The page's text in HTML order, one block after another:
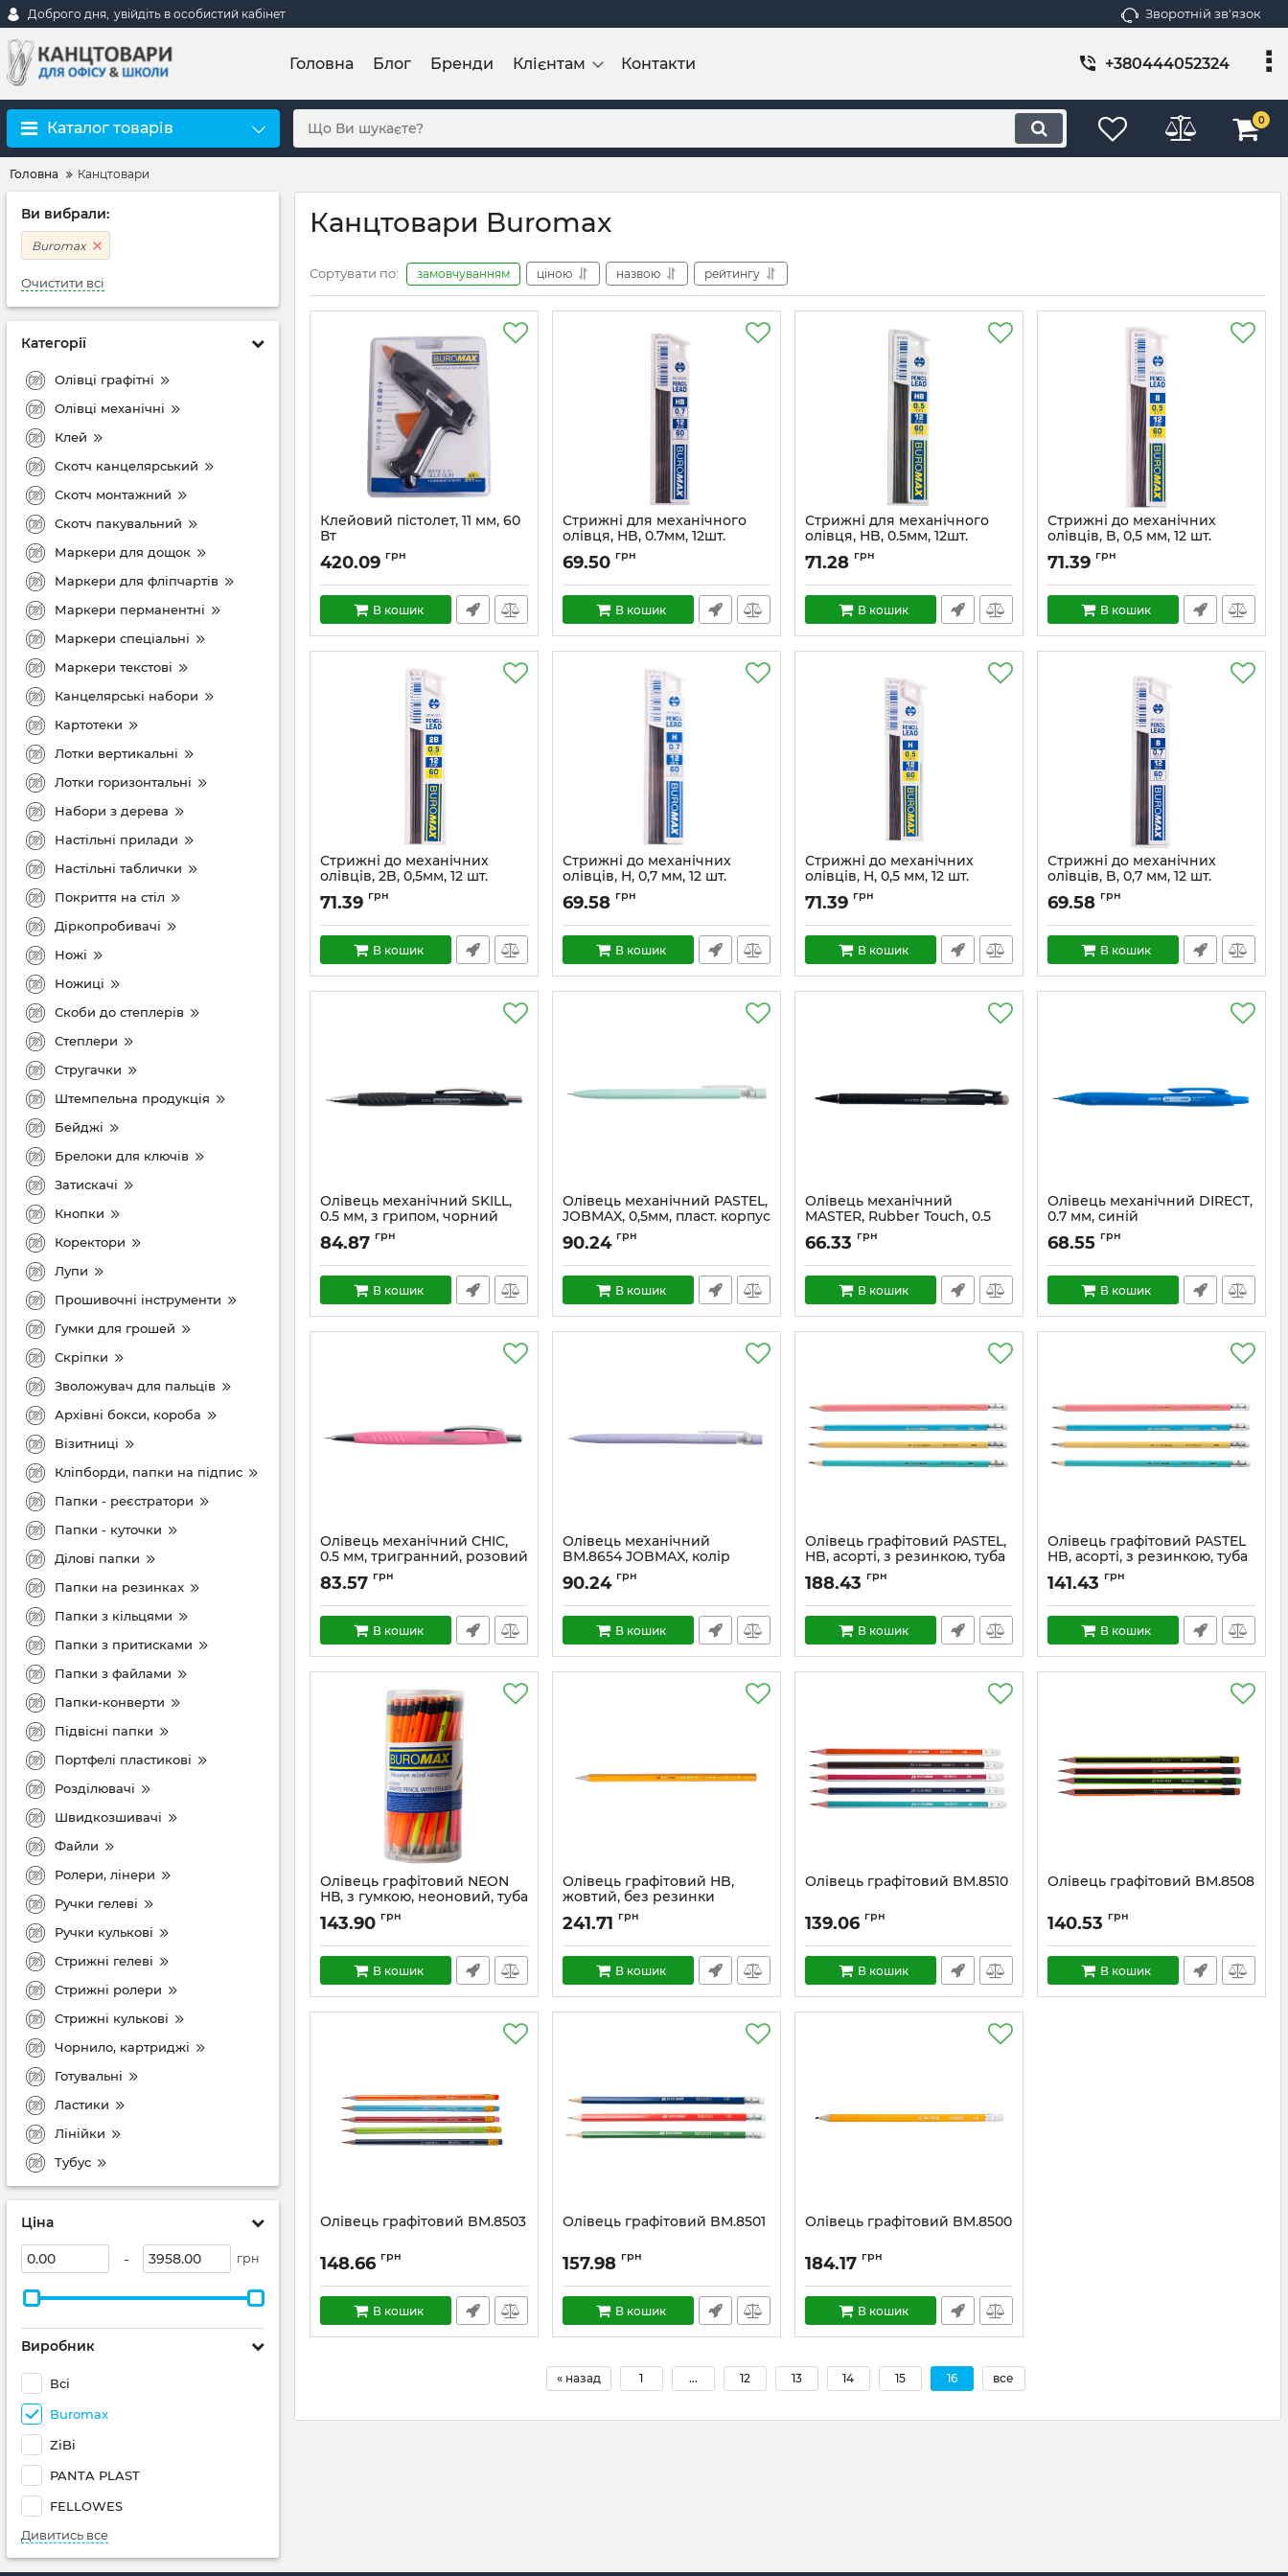
Доброго дня, увійдіть в особистий кабінет Зворотній зв'язок
Головна Блог Бренди Клієнтам Контакти +380444052324
Каталог товарів 0
Головна Канцтовари
Ви вибрали:
Buromax
Очистити всі
Категорії
Олівці графітні
Олівці механічні
Клей
Скотч канцелярський
Скотч монтажний
Скотч пакувальний
Маркери для дощок
Маркери для фліпчартів
Маркери перманентні
Маркери спеціальні
Маркери текстові
Канцелярські набори
Картотеки
Лотки вертикальні
Лотки горизонтальні
Набори з дерева
Настільні прилади
Настільні таблички
Покриття на стіл
Діркопробивачі
Ножі
Ножиці
Скоби до степлерів
Степлери
Стругачки
Штемпельна продукція
Бейджі
Брелоки для ключів
Затискачі
Кнопки
Коректори
Лупи
Прошивочні інструменти
Гумки для грошей
Скріпки
Зволожувач для пальців
Архівні бокси, короба
Візитниці
Кліпборди, папки на підпис
Папки - реєстратори
Папки - куточки
Ділові папки
Папки на резинках
Папки з кільцями
Папки з притисками
Папки з файлами
Папки-конверти
Підвісні папки
Портфелі пластикові
Розділювачі
Швидкозшивачі
Файли
Ролери, лінери
Ручки гелеві
Ручки кулькові
Стрижні гелеві
Стрижні ролери
Стрижні кулькові
Чорнило, картриджі
Готувальні
Ластики
Лінійки
Тубус
Ціна
- грн
Виробник
Всі
Buromax
ZiBi
PANTA PLAST
FELLOWES
Дивитись все
Канцтовари Buromax
Сортувати по: замовчуванням ціною назвою рейтингу
Клейовий пістолет, 11 мм, 60
Вт
420.09 грн
В кошик
Стрижні для механічного
олівця, HB, 0.7мм, 12шт.
69.50 грн
В кошик
Стрижні для механічного
олівця, HB, 0.5мм, 12шт.
71.28 грн
В кошик
Стрижні до механічних
олівців, B, 0,5 мм, 12 шт.
71.39 грн
В кошик
Стрижні до механічних
олівців, 2B, 0,5мм, 12 шт.
71.39 грн
В кошик
Стрижні до механічних
олівців, H, 0,7 мм, 12 шт.
69.58 грн
В кошик
Стрижні до механічних
олівців, H, 0,5 мм, 12 шт.
71.39 грн
В кошик
Стрижні до механічних
олівців, B, 0,7 мм, 12 шт.
69.58 грн
В кошик
Олівець механічний SKILL,
0.5 мм, з грипом, чорний
84.87 грн
В кошик
Олівець механічний PASTEL,
JOBMAX, 0,5мм, пласт. корпус
90.24 грн
В кошик
Олівець механічний
MASTER, Rubber Touch, 0.5
мм, чорний
66.33 грн
В кошик
Олівець механічний DIRECT,
0.7 мм, синій
68.55 грн
В кошик
Олівець механічний CHIC,
0.5 мм, тригранний, розовий
83.57 грн
В кошик
Олівець механічний
BM.8654 JOBMAX, колір
корпусу асорті
90.24 грн
В кошик
Олівець графітовий PASTEL,
HB, асорті, з резинкою, туба
188.43 грн
В кошик
Олівець графітовий PASTEL
HB, асорті, з резинкою, туба
141.43 грн
В кошик
Олівець графітовий NEON
НВ, з гумкою, неоновий, туба
143.90 грн
В кошик
Олівець графітовий HB,
жовтий, без резинки
241.71 грн
В кошик
Олівець графітовий BM.8510
139.06 грн
В кошик
Олівець графітовий BM.8508
140.53 грн
В кошик
Олівець графітовий BM.8503
148.66 грн
В кошик
Олівець графітовий BM.8501
157.98 грн
В кошик
Олівець графітовий BM.8500
184.17 грн
В кошик
« назад 1 ... 12 13 14 15 16 все